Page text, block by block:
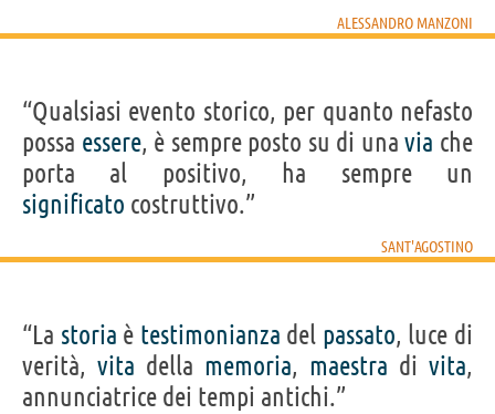
ALESSANDRO MANZONI
“Qualsiasi evento storico, per quanto nefasto
possa essere, è sempre posto su di unavia che
porta al positivo, ha sempre un
significato costruttivo.”
SANT'AGOSTINO
“La storia è testimonianza del passato, luce di
verità, vita della memoria, maestra di vita,
annunciatrice dei tempi antichi.”